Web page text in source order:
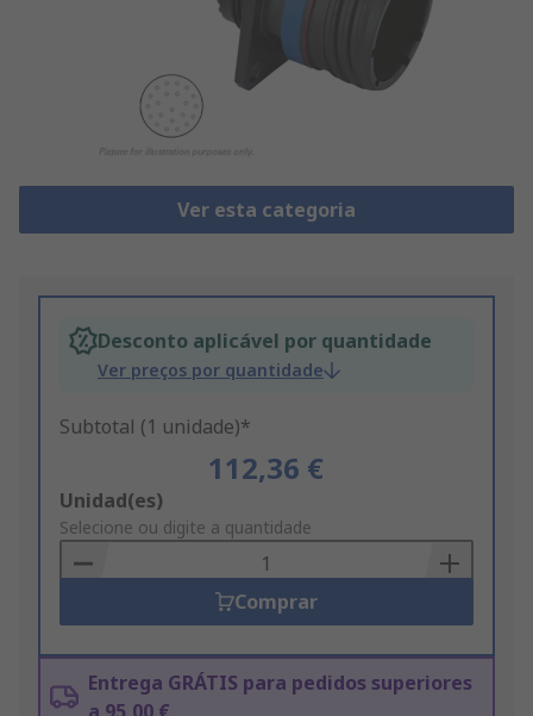
Ver esta categoria
Desconto aplicável por quantidade
Ver preços por quantidade
Subtotal (1 unidade)*
112,36 €
Add
to
Basket
Unidad(es)
Selecione ou digite a quantidade
Comprar
Entrega GRÁTIS para pedidos superiores